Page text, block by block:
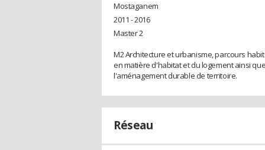
Mostaganem
2011 - 2016
Master 2
M2 Architecture et urbanisme, parcours
en matière d'habitat et du logement ainsi
l'aménagement durable de territoire.
Réseau